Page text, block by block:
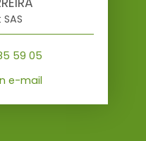
59 05
e-mail